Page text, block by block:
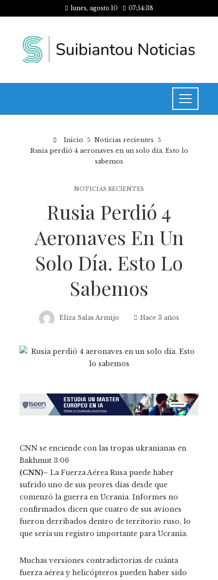
lunes, agosto 10 07:54:38
Inicio
Noticias recientes
Rusia perdió 4 aeronaves en un solo día. Esto lo
sabemos
NOTICIAS RECIENTES
Rusia Perdió 4
Aeronaves En Un
Solo Día. Esto Lo
Sabemos
Eliza Salas Armijo Hace 3 años
CNN se enciende con las tropas ukranianas en
Bakhmut 3:06
(CNN)– La Fuerza Aérea Rusa puede haber
sufrido uno de sus peores días desde que
comenzó la guerra en Ucrania. Informes no
confirmados dicen que cuatro de sus aviones
fueron derribados dentro de territorio ruso, lo
que sería un registro importante para Ucrania.
Muchas versiones contradictorias de cuánta
fuerza aérea y helicópteros pueden haber sido